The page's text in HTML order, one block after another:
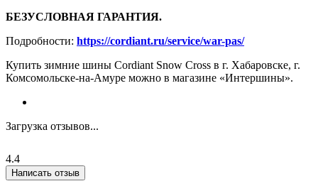
БЕЗУСЛОВНАЯ ГАРАНТИЯ.
Подробности: https://cordiant.ru/service/war-pas/
Купить зимние шины Cordiant Snow Cross в г. Хабаровске, г.
Комсомольске-на-Амуре можно в магазине «Интершины».
Загрузка отзывов...
4.4
Написать отзыв